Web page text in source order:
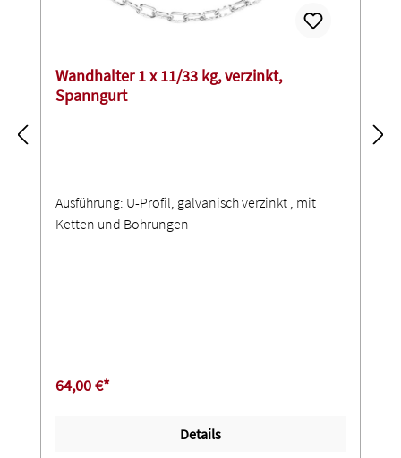
Wandhalter 1 x 11/33 kg, verzinkt,
Spanngurt
Ausführung: U-Profil, galvanisch verzinkt , mit
Ketten und Bohrungen
64,00 €*
Details